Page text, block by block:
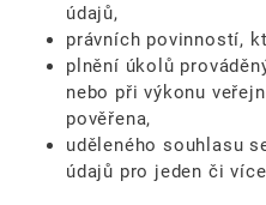
údajů,
právních povinností,
plnění úkolů
nebo při výkonu
pověřena,
uděleného souhlasu
údajů pro jeden či